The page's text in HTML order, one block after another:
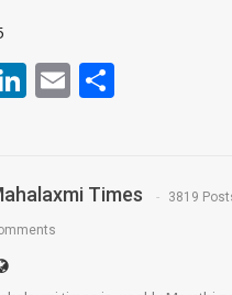
LinkedIn
Email
Times 3819